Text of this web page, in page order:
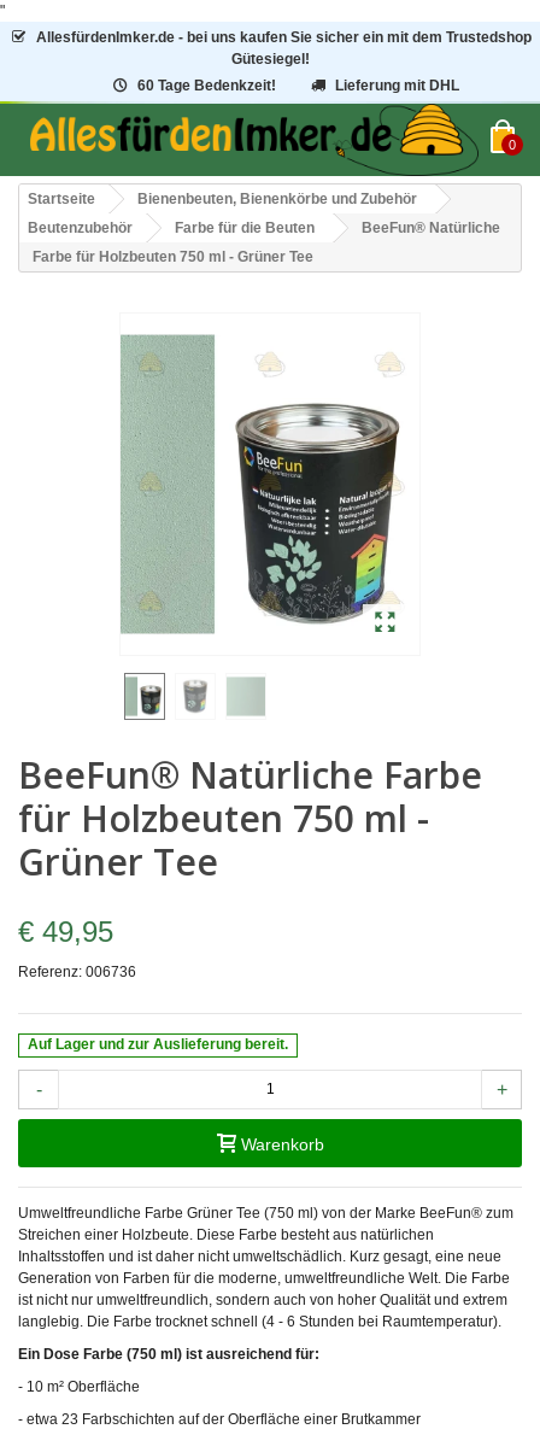
"
AllesfürdenImker.de - bei uns kaufen Sie sicher ein mit dem Trustedshop
Gütesiegel!
60 Tage Bedenkzeit!
Lieferung mit DHL
0
Startseite
Bienenbeuten, Bienenkörbe und Zubehör
Beutenzubehör
Farbe für die Beuten
BeeFun® Natürliche
Farbe für Holzbeuten 750 ml - Grüner Tee
BeeFun® Natürliche Farbe
für Holzbeuten 750 ml -
Grüner Tee
€ 49,95
Referenz: 006736
Auf Lager und zur Auslieferung bereit.
- +
Warenkorb
Umweltfreundliche Farbe Grüner Tee (750 ml) von der Marke BeeFun® zum
Streichen einer Holzbeute. Diese Farbe besteht aus natürlichen
Inhaltsstoffen und ist daher nicht umweltschädlich. Kurz gesagt, eine neue
Generation von Farben für die moderne, umweltfreundliche Welt. Die Farbe
ist nicht nur umweltfreundlich, sondern auch von hoher Qualität und extrem
langlebig. Die Farbe trocknet schnell (4 - 6 Stunden bei Raumtemperatur).
Ein Dose Farbe (750 ml) ist ausreichend für:
- 10 m² Oberfläche
- etwa 23 Farbschichten auf der Oberfläche einer Brutkammer